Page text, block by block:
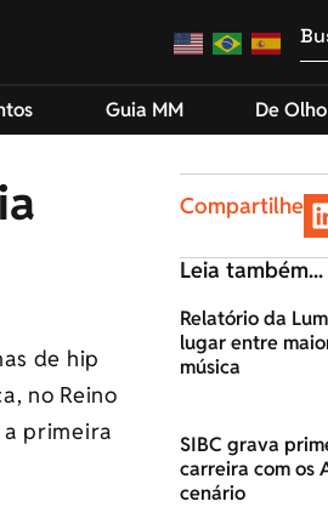
Guia MM De
de hip
no Reino
primeira
Compartilhe
Leia também...
Relatório da
lugar entre
música
SIBC grava
carreira com os
cenário